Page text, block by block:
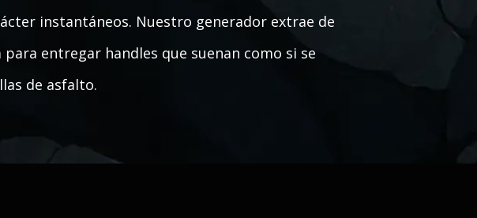
instantáneos. Nuestro generador extrae de
entregar handles que suenan como si se
de asfalto.